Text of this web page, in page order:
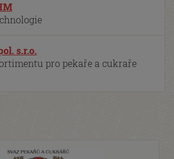
s.r.o.
pro pekaře a cukraře